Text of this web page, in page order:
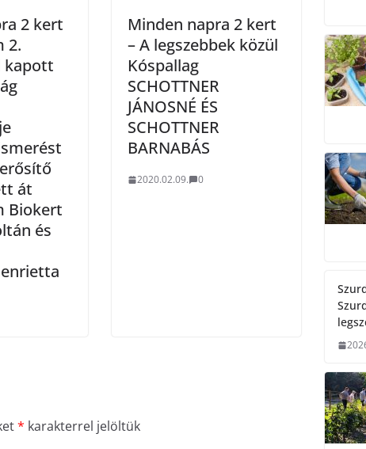
2 kert
2.
kapott
át
Biokert
és
Minden napra 2 kert
– A legszebbek közül
Kóspallag
SCHOTTNER
JÁNOSNÉ ÉS
SCHOTTNER
BARNABÁS
2020.02.09. 0
* karakterrel jelöltük